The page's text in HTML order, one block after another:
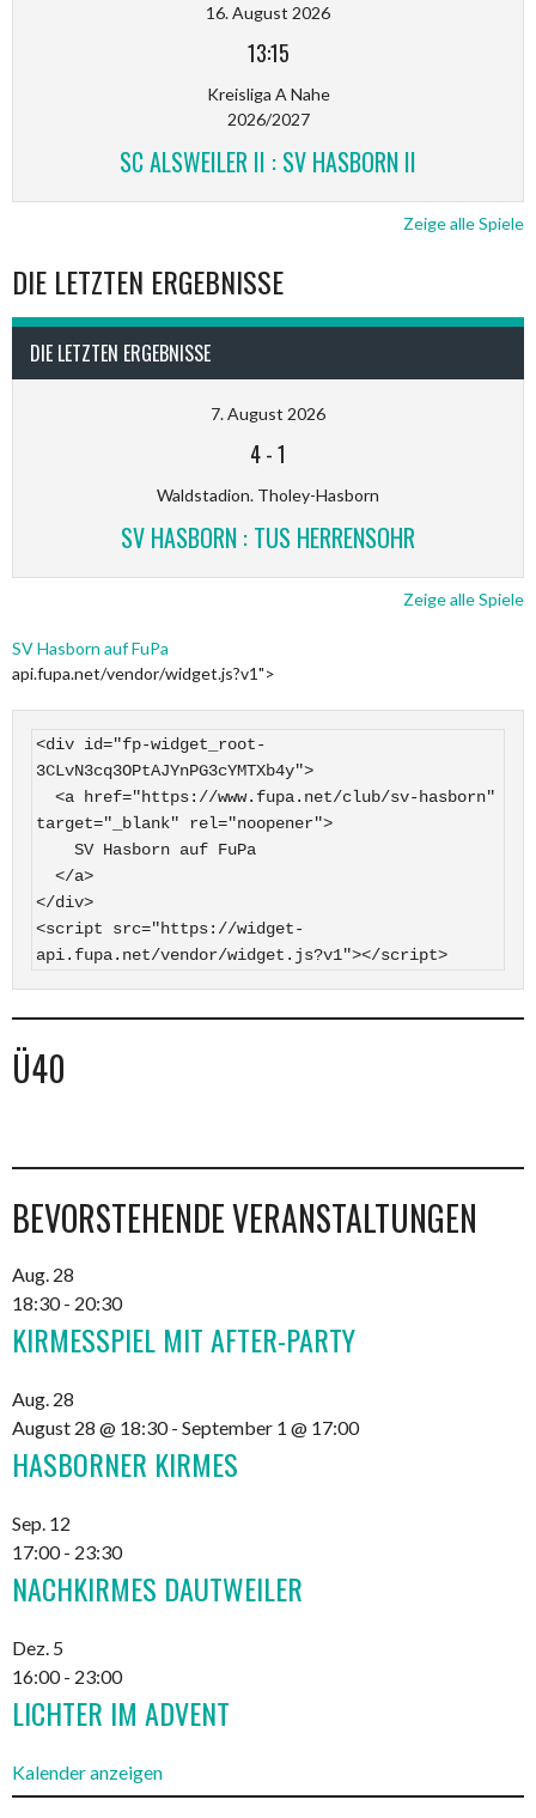
16. August 2026
13:15
Kreisliga A Nahe
2026/2027
SC ALSWEILER II : SV HASBORN II
Zeige alle Spiele
DIE LETZTEN ERGEBNISSE
DIE LETZTEN ERGEBNISSE
7. August 2026
4-1
Waldstadion. Tholey-Hasborn
SV HASBORN : TUS HERRENSOHR
Zeige alle Spiele
SV Hasborn auf FuPa
api.fupa.net/vendor/widget.js?v1">
<div id="fp-widget_root-
3CLvN3cq3OPtAJYnPG3cYMTXb4y">
target="_blank" rel="noopener">
</div>
<script src="https://widget-
api.fupa.net/vendor/widget.js?v1"></script>
Ü40
BEVORSTEHENDE VERANSTALTUNGEN
Aug. 28
18:30- 20:30
KIRMESSPIEL MIT AFTER-PARTY
Aug. 28
August 28 @ 18:30- September 1 @ 17:00
HASBORNER KIRMES
Sep. 12
17:00- 23:30
NACHKIRMES DAUTWEILER
Dez. 5
16:00- 23:00
LICHTER IM ADVENT
Kalender anzeigen